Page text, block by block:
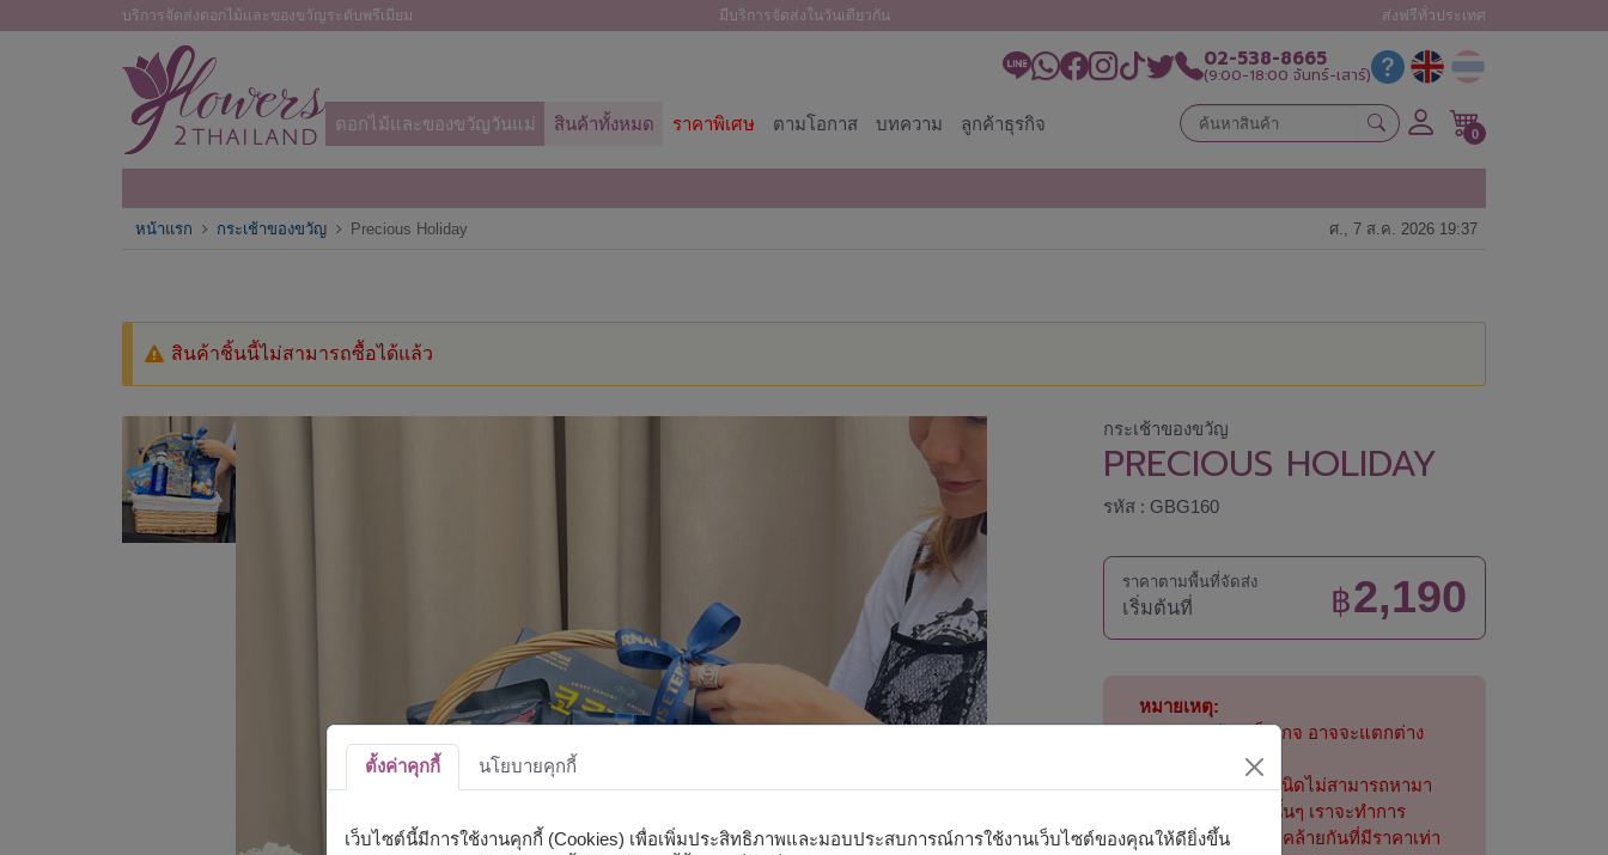
บริการจัดส่งดอกไม้และของขวัญระดับพรีเมียม มีบริการจัดส่งในวันเดียวกัน ส่งฟรีทั่วประเทศ
02-538-8665
(9:00-18:00 จันทร์-เสาร์)
ดอกไม้และของขวัญวันแม่ สินค้าทั้งหมด ราคาพิเศษ ตามโอกาส บทความ ลูกค้าธุรกิจ 0
หน้าแรก กระเช้าของขวัญ Precious Holiday ศ., 7 ส.ค. 2026 19:37
สินค้าชิ้นนี้ไม่สามารถซื้อได้แล้ว
กระเช้าของขวัญ
PRECIOUS HOLIDAY
รหัส : GBG160
ราคาตามพื้นที่จัดส่ง
เริ่มต้นที่ ฿2,190
หมายเหตุ:
ตระกร้า/แพ็กเกจ อาจจะแตกต่าง
จากรูปบ้าง
ถ้าสินค้าบางชนิดไม่สามารถหามา
ได้ในฤดูกาลนั้นๆ เราจะทำการ
เปลี่ยนสินค้าที่คล้ายกันที่มีราคาเท่า
ตั้งค่าคุกกี้ นโยบายคุกกี้
เว็บไซต์นี้มีการใช้งานคุกกี้ (Cookies) เพื่อเพิ่มประสิทธิภาพและมอบประสบการณ์การใช้งานเว็บไซต์ของคุณให้ดียิ่งขึ้น